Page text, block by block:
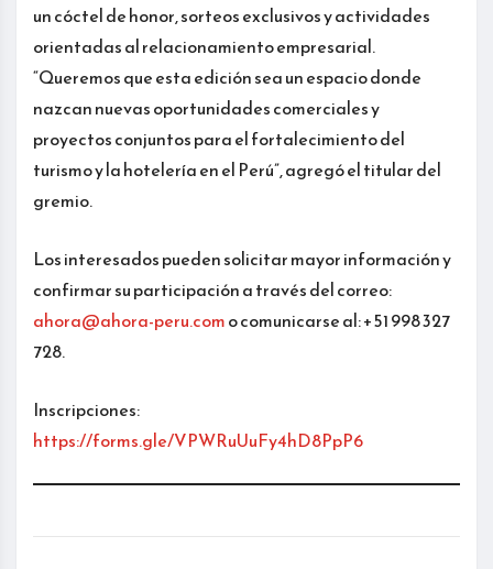
un cóctel de honor, sorteos exclusivos y actividades
orientadas al relacionamiento empresarial.
“Queremos que esta edición sea un espacio donde
nazcan nuevas oportunidades comerciales y
proyectos conjuntos para el fortalecimiento del
turismo y la hotelería en el Perú”, agregó el titular del
gremio.
Los interesados pueden solicitar mayor información y
confirmar su participación a través del correo:
ahora@ahora-peru.como comunicarse al: +51 998 327
728.
Inscripciones:
https://forms.gle/VPWRuUuFy4hD8PpP6